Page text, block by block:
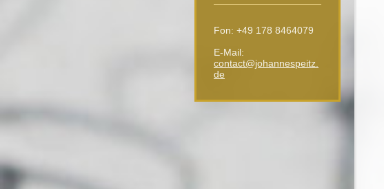
Fon: +49 178 8464079
E-Mail:
contact@johannespeitz.
de